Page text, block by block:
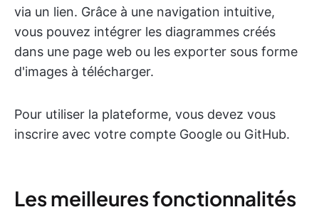
via un lien. Grâce à une navigation intuitive,
vous pouvez intégrer les diagrammes créés
dans une page web ou les exporter sous forme
d'images à télécharger.
Pour utiliser la plateforme, vous devez vous
inscrire avec votre compte Google ou GitHub.
Les meilleures fonctionnalités